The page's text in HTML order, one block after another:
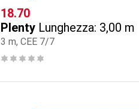
CHF
18.70
Plenty Lunghezza: 3,00 m
3 m, CEE 7/7